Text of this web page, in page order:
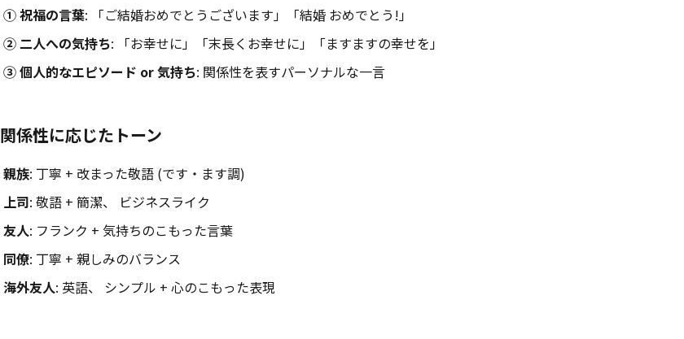
① 祝福の言葉: 「ご結婚おめでとうございます」「結婚 おめでとう!」
② 二人への気持ち: 「お幸せに」「末長くお幸せに」「ますますの幸せを」
③ 個人的なエピソード or 気持ち: 関係性を表すパーソナルな一言
関係性に応じたトーン
親族: 丁寧 + 改まった敬語 (です・ます調)
上司: 敬語 + 簡潔、 ビジネスライク
友人: フランク + 気持ちのこもった言葉
同僚: 丁寧 + 親しみのバランス
海外友人: 英語、 シンプル + 心のこもった表現